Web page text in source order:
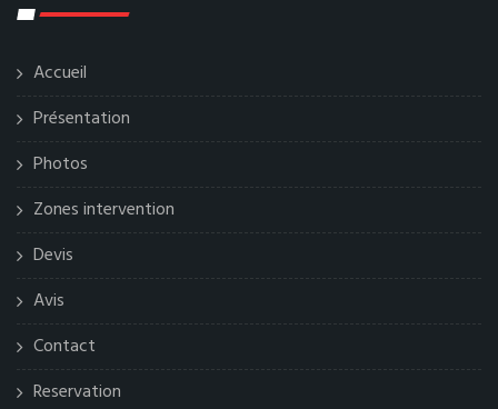
Accueil
Présentation
Photos
Zones intervention
Devis
Avis
Contact
Reservation